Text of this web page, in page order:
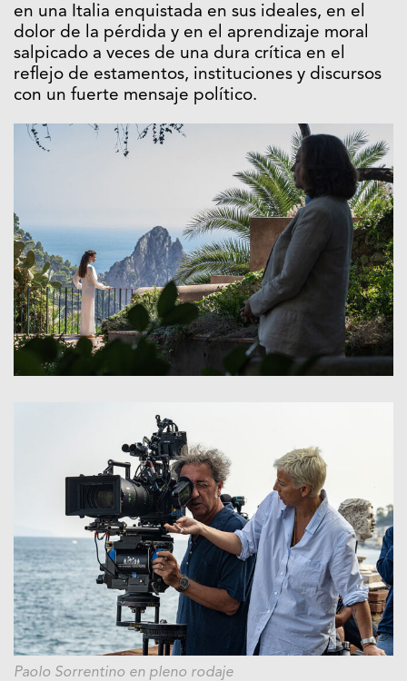
en una Italia enquistada en sus ideales, en el
dolor de la pérdida y en el aprendizaje moral
salpicado a veces de una dura crítica en el
reflejo de estamentos, instituciones y discursos
con un fuerte mensaje político.
Paolo Sorrentino en pleno rodaje